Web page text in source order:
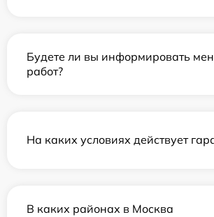
Будете ли вы информировать
работ?
На каких условиях действует
В каких районах в Москва